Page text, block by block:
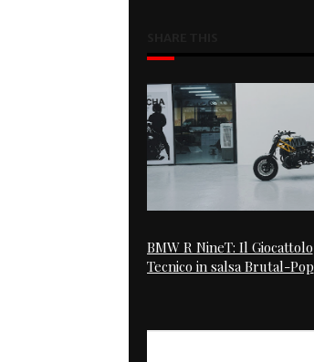
BMW R NineT: Il Giocattolo
Tecnico in salsa Brutal-Pop